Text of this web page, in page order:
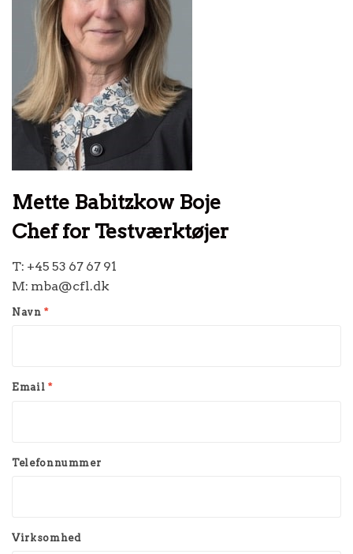
Mette Babitzkow Boje
Chef for Testværktøjer
T: +45 53 67 67 91
M: mba@cfl.dk
Navn*
Email *
Telefonnummer
Virksomhed